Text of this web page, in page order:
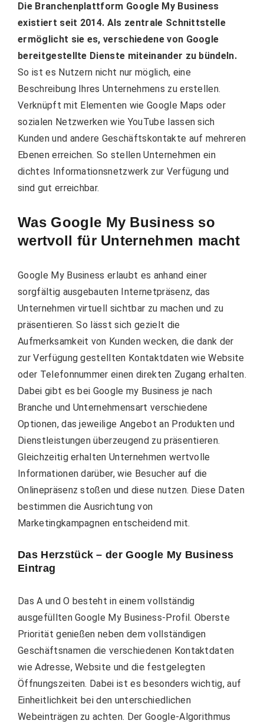
Die Branchenplattform Google My Business
existiert seit 2014. Als zentrale Schnittstelle
ermöglicht sie es, verschiedene von Google
bereitgestellte Dienste miteinander zu bündeln.
So ist es Nutzern nicht nur möglich, eine
Beschreibung Ihres Unternehmens zu erstellen.
Verknüpft mit Elementen wie Google Maps oder
sozialen Netzwerken wie YouTube lassen sich
Kunden und andere Geschäftskontakte auf mehreren
Ebenen erreichen. So stellen Unternehmen ein
dichtes Informationsnetzwerk zur Verfügung und
sind gut erreichbar.
Was Google My Business so
wertvoll für Unternehmen macht
Google My Business erlaubt es anhand einer
sorgfältig ausgebauten Internetpräsenz, das
Unternehmen virtuell sichtbar zu machen und zu
präsentieren. So lässt sich gezielt die
Aufmerksamkeit von Kunden wecken, die dank der
zur Verfügung gestellten Kontaktdaten wie Website
oder Telefonnummer einen direkten Zugang erhalten.
Dabei gibt es bei Google my Business je nach
Branche und Unternehmensart verschiedene
Optionen, das jeweilige Angebot an Produkten und
Dienstleistungen überzeugend zu präsentieren.
Gleichzeitig erhalten Unternehmen wertvolle
Informationen darüber, wie Besucher auf die
Onlinepräsenz stoßen und diese nutzen. Diese Daten
bestimmen die Ausrichtung von
Marketingkampagnen entscheidend mit.
Das Herzstück – der Google My Business
Eintrag
Das A und O besteht in einem vollständig
ausgefüllten Google My Business-Profil. Oberste
Priorität genießen neben dem vollständigen
Geschäftsnamen die verschiedenen Kontaktdaten
wie Adresse, Website und die festgelegten
Öffnungszeiten. Dabei ist es besonders wichtig, auf
Einheitlichkeit bei den unterschiedlichen
Webeinträgen zu achten. Der Google-Algorithmus